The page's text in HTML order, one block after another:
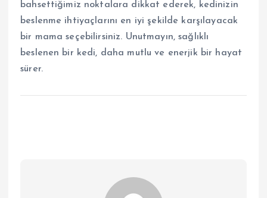
bahsettiğimiz noktalara dikkat ederek, kedinizin
beslenme ihtiyaçlarını en iyi şekilde karşılayacak
bir mama seçebilirsiniz. Unutmayın, sağlıklı
beslenen bir kedi, daha mutlu ve enerjik bir hayat
sürer.